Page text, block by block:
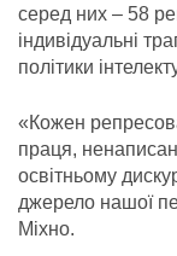
серед них – 58
індивідуальні
політики
«Кожен
праця,
освітньому
джерело нашої
Міхно.